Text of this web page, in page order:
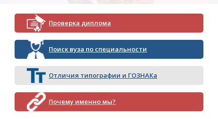
Проверка диплома
Поиск вуза по специальности
Отличия типографии и ГОЗНАКа
Почему именно мы?